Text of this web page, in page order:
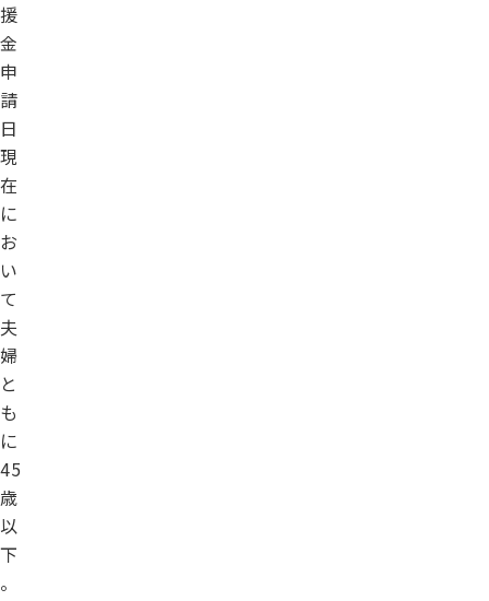
援
金
申
請
日
現
在
に
お
い
て
夫
婦
と
も
に
45
歳
以
下
。